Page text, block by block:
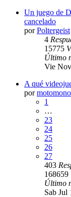
Un juego de
cancelado
porPoltergeist
4
15775
Último
Vie
A qué
pormotomono
1
…
23
24
25
26
27
403
168659
Último
Sab Jul